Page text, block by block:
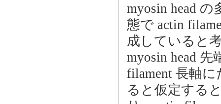
myosin head
態で actin
成していると
myosin head 先
filament 長軸
ると仮定する